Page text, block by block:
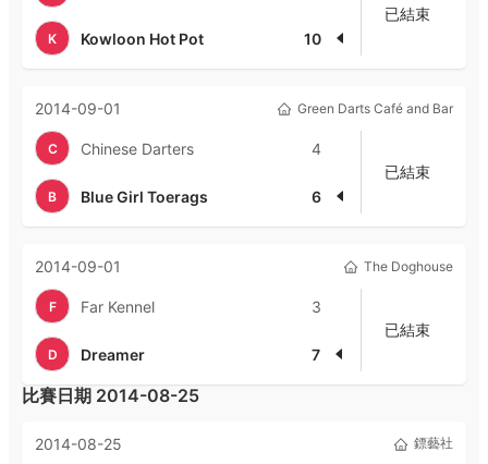
K Kowloon Hot Pot 10
已結束
2014-09-01 Green Darts Café and Bar
C Chinese Darters 4
B Blue Girl Toerags 6
已結束
2014-09-01 The Doghouse
F Far Kennel 3
D Dreamer 7
已結束
比賽日期 2014-08-25
2014-08-25 鏢藝社